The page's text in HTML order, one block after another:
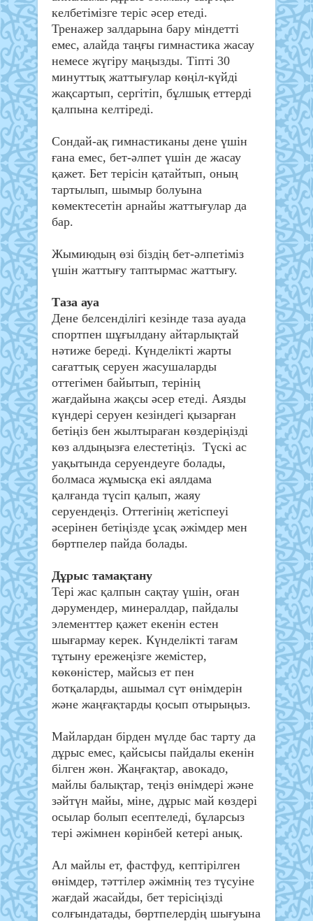
келбетімізге теріс әсер етеді.
Тренажер залдарына бару міндетті
емес, алайда таңғы гимнастика жасау
немесе жүгіру маңызды. Тіпті 30
минуттық жаттығулар көңіл-күйді
жақсартып, сергітіп, бұлшық еттерді
қалпына келтіреді.
Сондай-ақ гимнастиканы дене үшін
ғана емес, бет-әлпет үшін де жасау
қажет. Бет терісін қатайтып, оның
тартылып, шымыр болуына
көмектесетін арнайы жаттығулар да
бар.
Жымиюдың өзі біздің бет-әлпетіміз
үшін жаттығу таптырмас жаттығу.
Таза ауа
Дене белсенділігі кезінде таза ауада
спортпен шұғылдану айтарлықтай
нәтиже береді. Күнделікті жарты
сағаттық серуен жасушаларды
оттегімен байытып, терінің
жағдайына жақсы әсер етеді. Аязды
күндері серуен кезіндегі қызарған
бетіңіз бен жылтыраған көздеріңізді
көз алдыңызға елестетіңіз. Түскі ас
уақытында серуендеуге болады,
болмаса жұмысқа екі аялдама
қалғанда түсіп қалып, жаяу
серуендеңіз. Оттегінің жетіспеуі
әсерінен бетіңізде ұсақ әжімдер мен
бөртпелер пайда болады.
Дұрыс тамақтану
Тері жас қалпын сақтау үшін, оған
дәрумендер, минералдар, пайдалы
элементтер қажет екенін естен
шығармау керек. Күнделікті тағам
тұтыну ережеңізге жемістер,
көкөністер, майсыз ет пен
ботқаларды, ашымал сүт өнімдерін
және жаңғақтарды қосып отырыңыз.
Майлардан бірден мүлде бас тарту да
дұрыс емес, қайсысы пайдалы екенін
білген жөн. Жаңғақтар, авокадо,
майлы балықтар, теңіз өнімдері және
зәйтүн майы, міне, дұрыс май көздері
осылар болып есептеледі, бұларсыз
тері әжімнен көрінбей кетері анық.
Ал майлы ет, фастфуд, кептірілген
өнімдер, тәттілер әжімнің тез түсуіне
жағдай жасайды, бет терісіңізді
солғындатады, бөртпелердің шығуына